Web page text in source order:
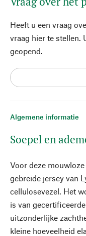
Algemene informatie
Soepel en
Voor deze
gebreide jersey van
cellulosevezel. Het
is van
uitzonderlijke
kleine hoeveelheid
Heeft u een vraag
vraag hier te stellen.
geopend.